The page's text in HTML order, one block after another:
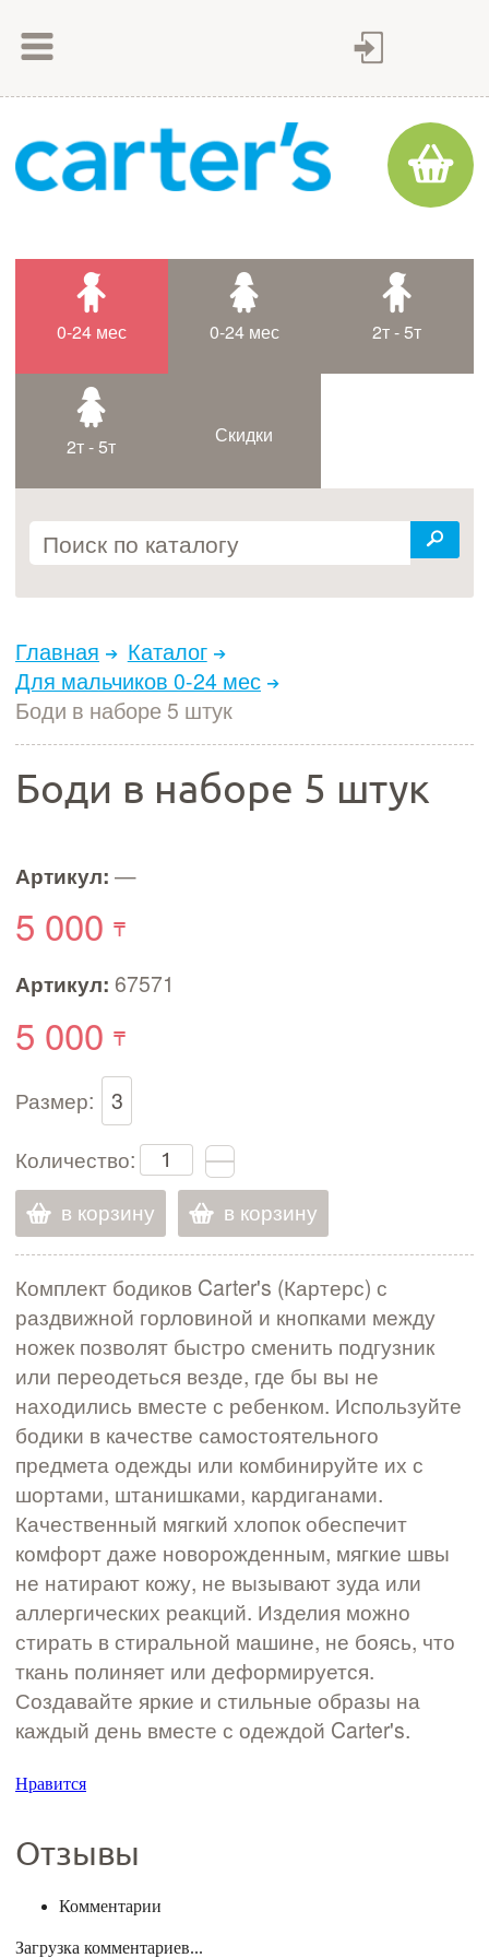
Как оплатить
Доставка товара
Контакты
0-24 мес 0-24 мес 2т - 5т
2т - 5т Скидки
Главная
Каталог
Для мальчиков 0-24 мес
Боди в наборе 5 штук
Боди в наборе 5 штук
Артикул: —
5 000
Артикул: 67571
5 000
Размер:
3
Количество:
в корзину
в корзину
Комплект бодиков Carter's (Картерс) с
раздвижной горловиной и кнопками между
ножек позволят быстро сменить подгузник
или переодеться везде, где бы вы не
находились вместе с ребенком. Используйте
бодики в качестве самостоятельного
предмета одежды или комбинируйте их с
шортами, штанишками, кардиганами.
Качественный мягкий хлопок обеспечит
комфорт даже новорожденным, мягкие швы
не натирают кожу, не вызывают зуда или
аллергических реакций. Изделия можно
стирать в стиральной машине, не боясь, что
ткань полиняет или деформируется.
Создавайте яркие и стильные образы на
каждый день вместе с одеждой Carter's.
Нравится
Отзывы
Комментарии
Загрузка комментариев...